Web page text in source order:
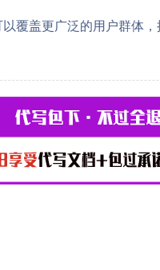
覆盖更广泛的用户群体